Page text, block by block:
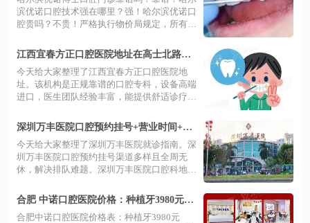
得选
滨优诺口腔技术强在哪里？强！哈尔滨优诺口
腔贵吗？不贵！严格执行物价局规定，所有
江西宜春方正口腔医院地址在高士北路，
数字化种植技术强且收费透明无隐形消费
更安心
今天给大家整理了江西宜春方正口腔医院地
址。该机构是正规靠谱的口腔专科，设备高端
进口，医生团队经验丰富，能提供舒适诊疗服
深圳万丰医院口腔预约挂号+营业时间+分
院地址+收费标准一览！
今天给大家整理了深圳万丰医院就诊指南。深
圳万丰医院口腔预约挂号渠道多样且全周无
休，解决排队难题。深圳万丰医院口腔科地址
合肥 中诺口腔医院价格：种植牙3980元起/
矫正12800元起
合肥中诺口腔医院价格表：种植牙3980元